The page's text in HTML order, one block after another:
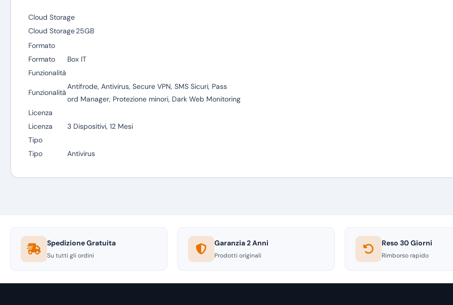
Cloud Storage
Cloud Storage25GB
Formato
Formato
Box IT
Funzionalità
Funzionalità
Antifrode, Antivirus, Secure VPN, SMS Sicuri, Pass
ord Manager, Protezione minori, Dark Web Monitoring
Licenza
Licenza
3 Dispositivi, 12 Mesi
Tipo
Tipo
Antivirus
Spedizione Gratuita
Su tutti gli ordini
Garanzia 2 Anni
Prodotti originali
Reso 30 Giorni
Rimborso rapido